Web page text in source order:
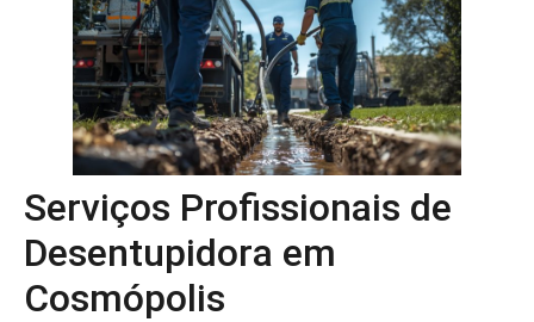
Serviços Profissionais de
Desentupidora em
Cosmópolis